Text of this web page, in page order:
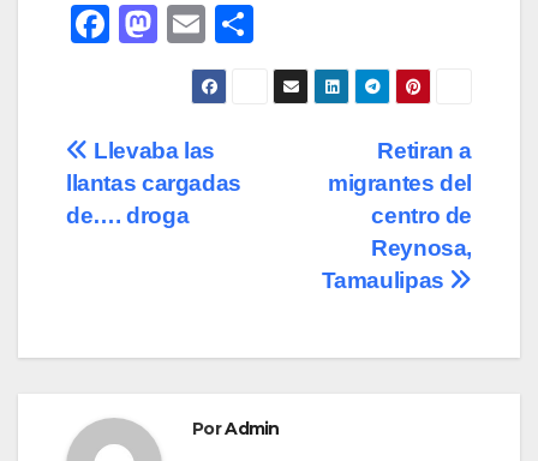
F
e
b
o
M
o
d
o
E
m
ail
o
m
Navegación
de
Retiran a
migrantes del
centro de
Reynosa,
Tamaulipas
Llevaba las
llantas cargadas
de…. droga
PorAdmin